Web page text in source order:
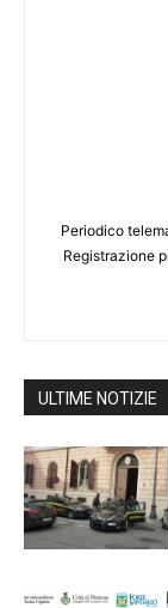
Periodico
Registrazione
ULTIME NOTIZIE